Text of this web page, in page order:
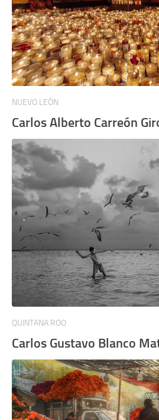
NUEVO LEÓN
Carlos Alberto Carreón
QUINTANA ROO
Carlos Gustavo Blanco